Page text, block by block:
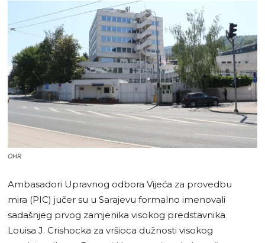
OHR
Ambasadori Upravnog odbora Vijeća za provedbu
mira (PIC) jučer su u Sarajevu formalno imenovali
sadašnjeg prvog zamjenika visokog predstavnika
Louisa J. Crishocka za vršioca dužnosti visokog